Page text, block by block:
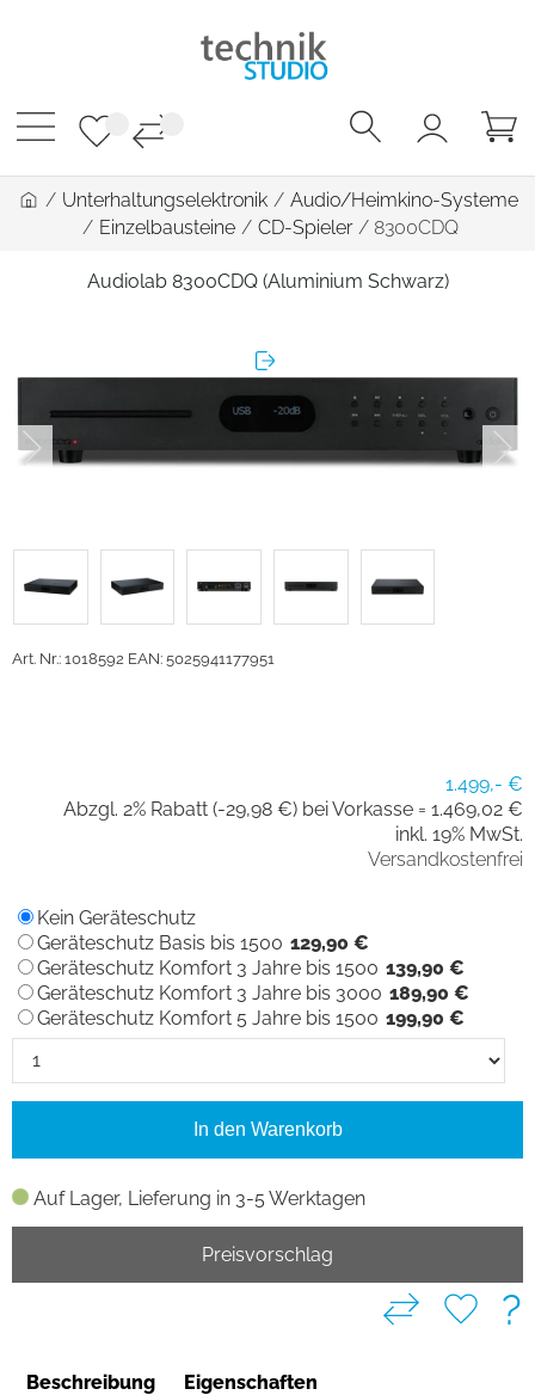
/ Unterhaltungselektronik / Audio/Heimkino-Systeme
/ Einzelbausteine / CD-Spieler/ 8300CDQ
Audiolab 8300CDQ (Aluminium Schwarz)
Art. Nr.: 1018592 EAN: 5025941177951
1.499,- €
Abzgl. 2% Rabatt (-29,98 €) bei Vorkasse = 1.469,02 €
inkl. 19% MwSt.
Versandkostenfrei
Auf Lager, Lieferung in 3-5 Werktagen
Kein Geräteschutz
Geräteschutz Basis bis 1500 129,90 €
Geräteschutz Komfort 3 Jahre bis 1500 139,90 €
Geräteschutz Komfort 3 Jahre bis 3000 189,90 €
Geräteschutz Komfort 5 Jahre bis 1500 199,90 €
In den Warenkorb
Preisvorschlag
?
Beschreibung
Eigenschaften